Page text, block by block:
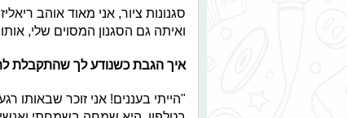
סגנונות ציור, אני מאוד אוהב
ואיתה גם הסגנון המסוים שלי,
איך הגבת כשנודע לך שהתקבלת
"הייתי בעננים! אני זוכר שבאותו